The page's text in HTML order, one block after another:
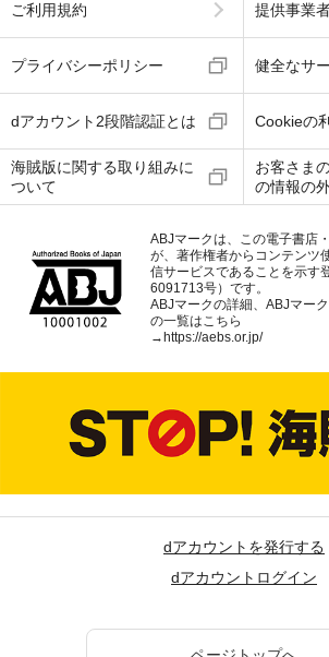
ご利用規約 提供事業
プライバシーポリシー 健全なサ
dアカウント2段階認証とは Cookieの
海賊版に関する取り組みに
ついて
お客さま
の情報の
ABJマークは、この電子書店
が、著作権者からコンテンツ
信サービスであることを示す
6091713号）です。
ABJマークの詳細、ABJマー
の一覧はこちら
→ https://aebs.or.jp/
dアカウントを発行する
dアカウントログイン